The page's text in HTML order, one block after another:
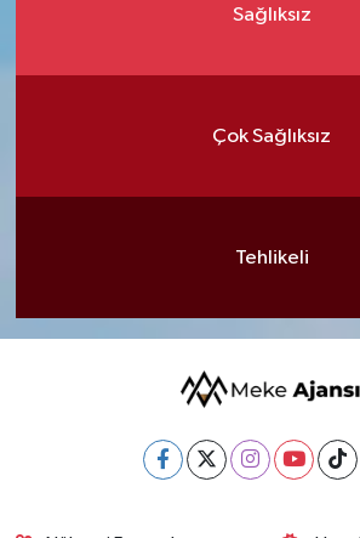
Sağlıksız
Çok Sağlıksız
Tehlikeli